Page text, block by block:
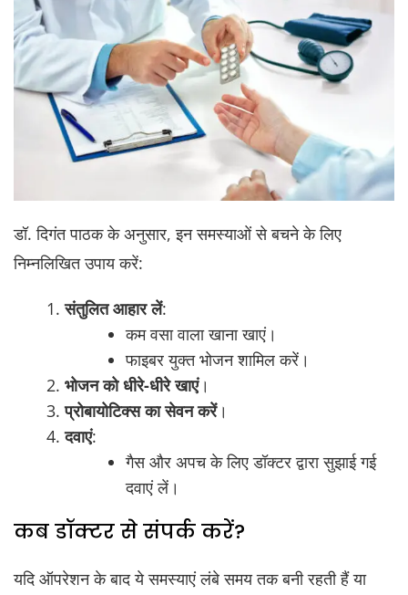
डॉ. दिगंत पाठक के अनुसार, इन समस्याओं से बचने के लिए
निम्नलिखित उपाय करें:
संतुलित आहार लें:
कम वसा वाला खाना खाएं।
फाइबर युक्त भोजन शामिल करें।
भोजन को धीरे-धीरे खाएं।
प्रोबायोटिक्स का सेवन करें।
दवाएं:
गैस और अपच के लिए डॉक्टर द्वारा सुझाई गई
दवाएं लें।
कब डॉक्टर से संपर्क करें?
यदि ऑपरेशन के बाद ये समस्याएं लंबे समय तक बनी रहती हैं या